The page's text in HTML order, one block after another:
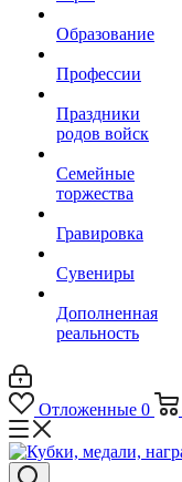
Образование
Профессии
Праздники
родов войск
Семейные
торжества
Гравировка
Сувениры
Дополненная
реальность
Отложенные 0